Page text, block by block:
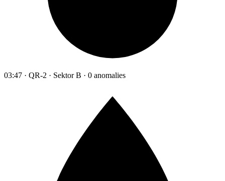
03:47 · QR-2 · Sektor B · 0 anomalies